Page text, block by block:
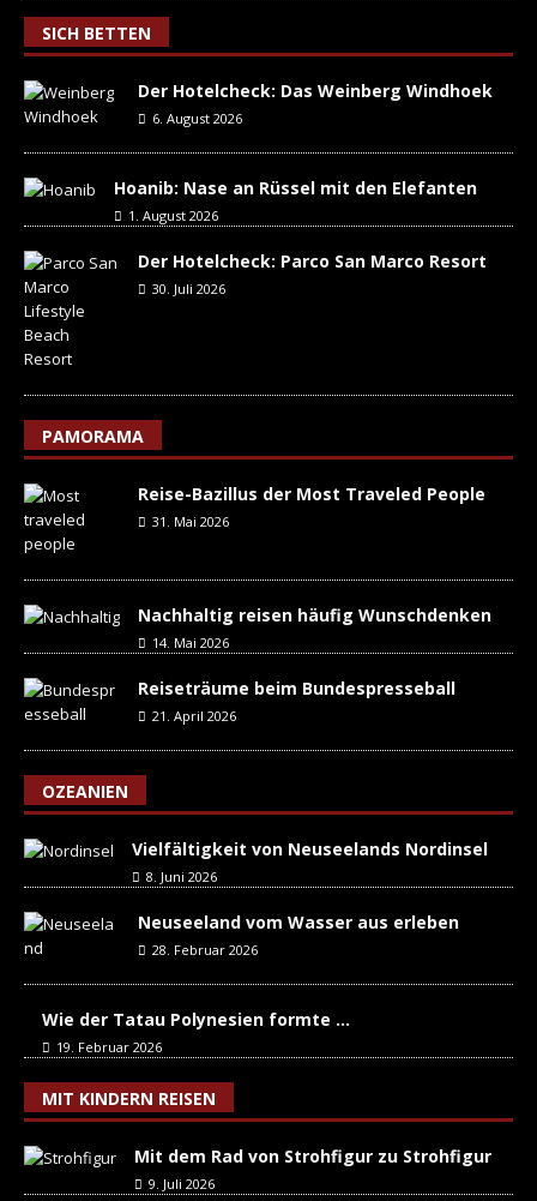
SICH BETTEN
Der Hotelcheck: Das Weinberg Windhoek
6. August 2026
Hoanib: Nase an Rüssel mit den Elefanten
1. August 2026
Der Hotelcheck: Parco San Marco Resort
30. Juli 2026
PAMORAMA
Reise-Bazillus der Most Traveled People
31. Mai 2026
Nachhaltig reisen häufig Wunschdenken
14. Mai 2026
Reiseträume beim Bundespresseball
21. April 2026
OZEANIEN
Vielfältigkeit von Neuseelands Nordinsel
8. Juni 2026
Neuseeland vom Wasser aus erleben
28. Februar 2026
Wie der Tatau Polynesien formte …
19. Februar 2026
MIT KINDERN REISEN
Mit dem Rad von Strohfigur zu Strohfigur
9. Juli 2026